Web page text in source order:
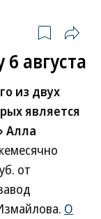
августа
из двух
является
Алла
от
О